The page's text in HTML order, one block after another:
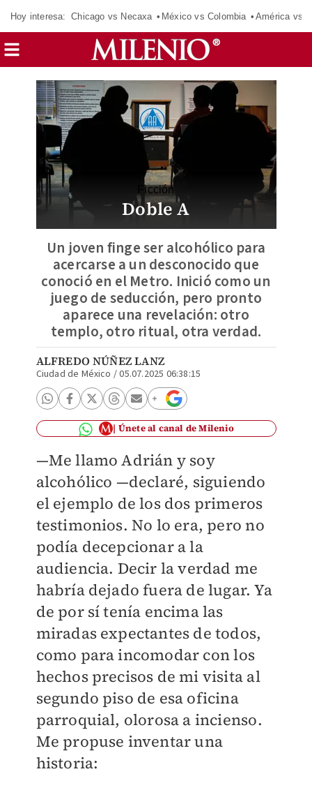
Hoy interesa: Chicago vs Necaxa México vs Colombia América vs
Doble A
Ficción
Un joven finge ser alcohólico para
acercarse a un desconocido que
conoció en el Metro. Inició como un
juego de seducción, pero pronto
aparece una revelación: otro
templo, otro ritual, otra verdad.
ALFREDO NÚÑEZ LANZ
Ciudad de México /05.07.2025 06:38:15
Únete al canal de Milenio
—Me llamo Adrián y soy
alcohólico —declaré, siguiendo
el ejemplo de los dos primeros
testimonios. No lo era, pero no
podía decepcionar a la
audiencia. Decir la verdad me
habría dejado fuera de lugar. Ya
de por sí tenía encima las
miradas expectantes de todos,
como para incomodar con los
hechos precisos de mi visita al
segundo piso de esa oficina
parroquial, olorosa a incienso.
Me propuse inventar una
historia: